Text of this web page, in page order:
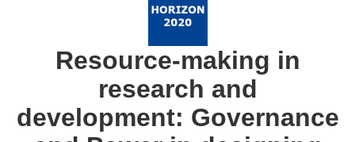
Resource-making in
research and
development: Governance